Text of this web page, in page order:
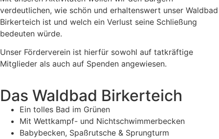
verdeutlichen, wie schön und erhaltenswert unser Waldbad
Birkerteich ist und welch ein Verlust seine Schließung
bedeuten würde.
Unser Förderverein ist hierfür sowohl auf tatkräftige
Mitglieder als auch auf Spenden angewiesen.
Das Waldbad Birkerteich
Ein tolles Bad im Grünen
Mit Wettkampf- und Nichtschwimmerbecken
Babybecken, Spaßrutsche & Sprungturm